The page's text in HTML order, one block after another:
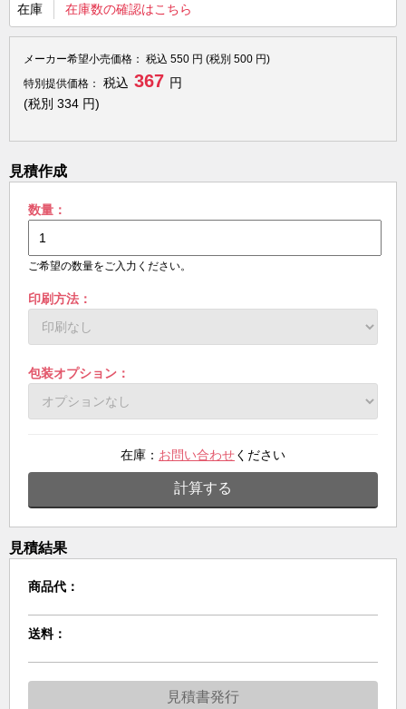
在庫 在庫数の確認はこちら
メーカー希望小売価格： 税込 550 円 (税別 500 円)
特別提供価格：
税込 367 円
(税別 334 円)
見積作成
数量：
ご希望の数量をご入力ください。
印刷方法：
包装オプション：
在庫： お問い合わせください
計算する
見積結果
商品代：
送料：
見積書発行